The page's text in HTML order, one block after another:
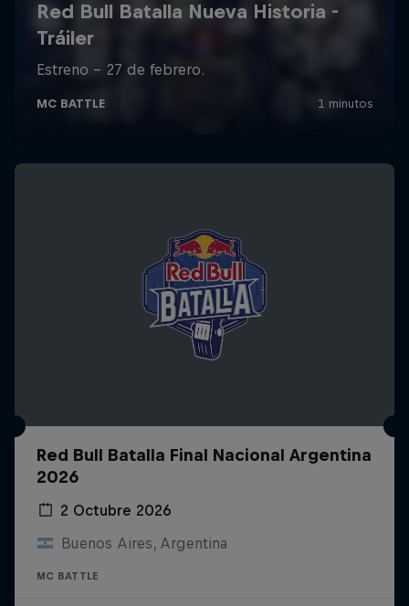
Red Bull Batalla Final Nacional Argentina
2026
2 Octubre 2026
Buenos Aires, Argentina
MC BATTLE